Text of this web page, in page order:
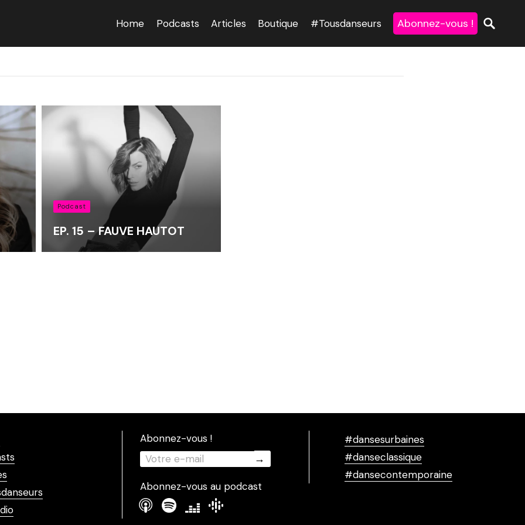
Home Podcasts Articles Boutique #Tousdanseurs Abonnez-vous !
Podcast
EP. 15 – FAUVE HAUTOT
Abonnez-vous !
Abonnez-vous au podcast
#dansesurbaines
#danseclassique
#dansecontemporaine